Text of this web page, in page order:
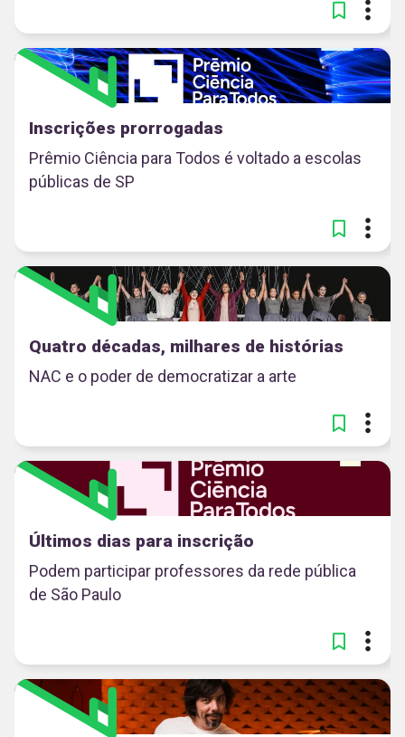
Inscrições prorrogadas
Prêmio Ciência para Todos é voltado a escolas
públicas de SP
Quatro décadas, milhares de histórias
NAC e o poder de democratizar a arte
Últimos dias para inscrição
Podem participar professores da rede pública
de São Paulo